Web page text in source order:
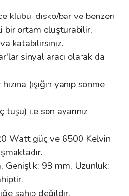
klübü, disko/bar ve benzeri
bir ortam oluşturabilir,
katabilirsiniz.
sinyal aracı olarak da
(ışığın yanıp sönme
ile son ayarınız
Watt güç ve 6500 Kelvin
Genişlik: 98 mm, Uzunluk:
sahip değildir.